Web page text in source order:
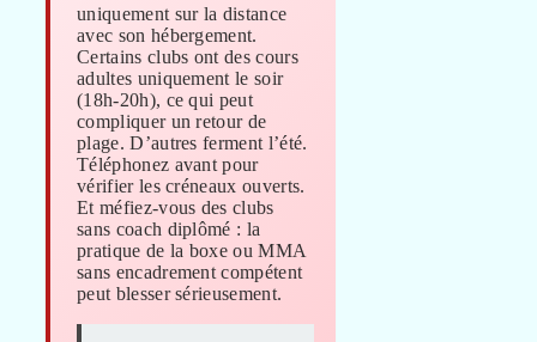
uniquement sur la distance
avec son hébergement.
Certains clubs ont des cours
adultes uniquement le soir
(18h-20h), ce qui peut
compliquer un retour de
plage. D’autres ferment l’été.
Téléphonez avant pour
vérifier les créneaux ouverts.
Et méfiez-vous des clubs
sans coach diplômé : la
pratique de la boxe ou MMA
sans encadrement compétent
peut blesser sérieusement.